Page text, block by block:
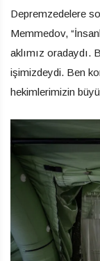
Depremzedelere
Memmedov,
aklımız oradaydı.
işimizdeydi. Ben
hekimlerimizin